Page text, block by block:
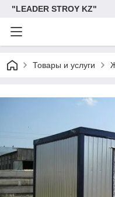
"LEADER STROY KZ"
Товары и услуги